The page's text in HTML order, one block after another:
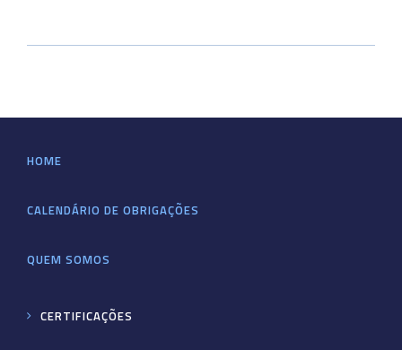
HOME
CALENDÁRIO DE OBRIGAÇÕES
QUEM SOMOS
CERTIFICAÇÕES